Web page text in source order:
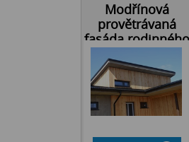
Modřínová
provětrávaná
fasáda rodinného